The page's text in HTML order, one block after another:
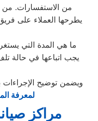
من الاستفسارات. من
يطرحها العملاء على
ما هي المدة التي
يجب اتباعها في حالة
ويضمن توضيح
لمعرفة
مراكز